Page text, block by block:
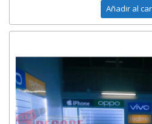
Añadir al